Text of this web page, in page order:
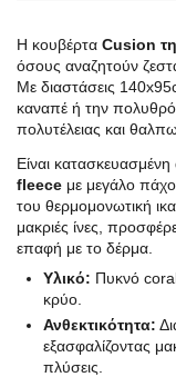
Η κουβέρτα Cusion
όσους αναζητούν
Με διαστάσεις
καναπέ ή την
πολυτέλειας και
Είναι
fleece με μεγάλο
του θερμομονωτική
μακριές ίνες,
επαφή με το δέρμα.
Υλικό: Πυκνό
κρύο.
Ανθεκτικότητα:
εξασφαλίζοντας
πλύσεις.